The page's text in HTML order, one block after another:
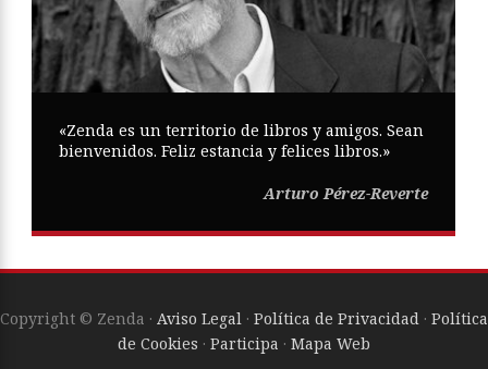
«Zenda es un territorio de libros y amigos. Sean
bienvenidos. Feliz estancia y felices libros.»
Arturo Pérez-Reverte
Copyright © Zenda · Aviso Legal · Política de Privacidad · Política
de Cookies · Participa · Mapa Web